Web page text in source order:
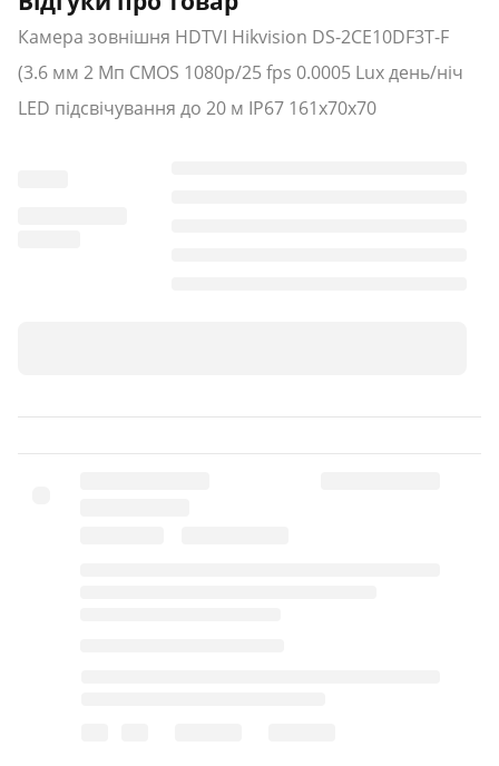
Камера зовнішня HDTVI Hikvision DS-2CE10DF3T-F
(3.6 мм 2 Мп CMOS 1080p/25 fps 0.0005 Lux день/ніч
LED підсвічування до 20 м IP67 161х70х70